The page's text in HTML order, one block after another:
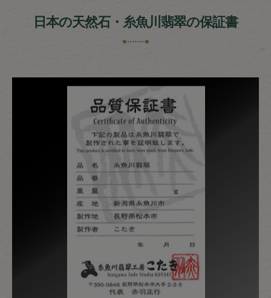
日本の天然石・糸魚川翡翠の保証書